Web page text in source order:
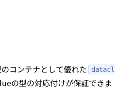
コンテナとして優れた
datacl
の型の対応付けが保証できま